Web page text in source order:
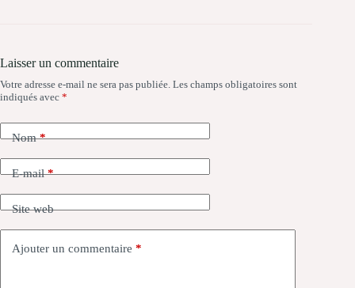
Laisser un commentaire
Votre adresse e-mail ne sera pas publiée. Les champs obligatoires sont
indiqués avec *
Nom*
E-mail*
Site web
Ajouter un commentaire *